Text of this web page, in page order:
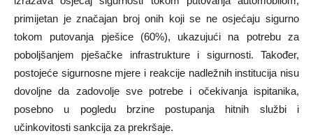
primijetan je značajan broj onih koji se ne osjećaju sigurno
tokom putovanja pješice (60%), ukazujući na potrebu za
poboljšanjem pješačke infrastrukture i sigurnosti. Također,
postojeće sigurnosne mjere i reakcije nadležnih institucija nisu
dovoljne da zadovolje sve potrebe i očekivanja ispitanika,
posebno u pogledu brzine postupanja hitnih službi i
učinkovitosti sankcija za prekršaje.